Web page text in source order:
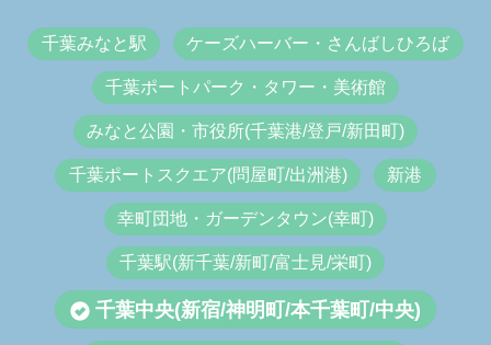
千葉みなと駅 ケーズハーバー・さんばしひろば
千葉ポートパーク・タワー・美術館
みなと公園・市役所(千葉港/登戸/新田町)
千葉ポートスクエア(問屋町/出洲港) 新港
幸町団地・ガーデンタウン(幸町)
千葉駅(新千葉/新町/富士見/栄町)
千葉中央(新宿/神明町/本千葉町/中央)